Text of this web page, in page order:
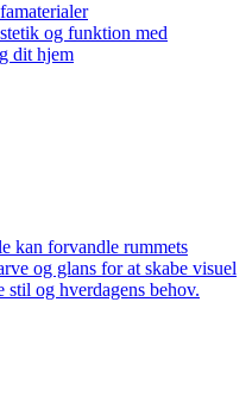
og funktion med
dit hjem
kan forvandle rummets
og glans for at skabe visuel
stil og hverdagens behov.